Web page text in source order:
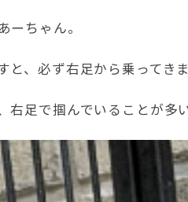
ーちゃん。
と、必ず右足から乗ってきま
右足で掴んでいることが多